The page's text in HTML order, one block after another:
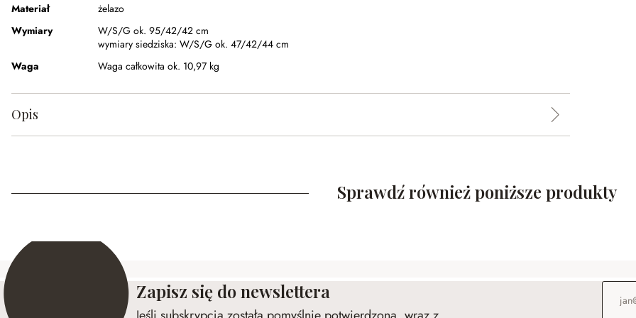
Materiał
żelazo
Wymiary
W/S/G ok. 95/42/42 cm
wymiary siedziska: W/S/G ok. 47/42/44 cm
Waga
Waga całkowita ok. 10,97 kg
Opis
Sprawdź również poniższe produkty
Zapisz się do newslettera Adres